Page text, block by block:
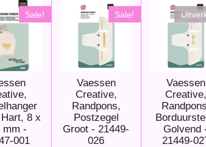
Sale!
8 x
mm -
001
Sale!
Vaessen
Creative,
Randpons,
Postzegel
Groot - 21449-
026
Vaessen
Creative,
Golvend
21449-